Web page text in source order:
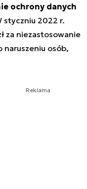
ochrony danych
styczniu 2022 r.
za niezastosowanie
naruszeniu osób,
Reklama